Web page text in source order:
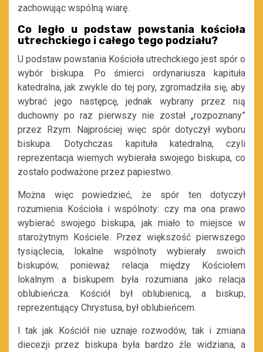
zachowując wspólną wiarę.
Co legło u podstaw powstania kościoła
utrechckiego i całego tego podziału?
U podstaw powstania Kościoła utrechckiego jest spór o
wybór biskupa. Po śmierci ordynariusza kapituła
katedralna, jak zwykle do tej pory, zgromadziła się, aby
wybrać jego następcę, jednak wybrany przez nią
duchowny po raz pierwszy nie został „rozpoznany”
przez Rzym. Najprościej więc spór dotyczył wyboru
biskupa. Dotychczas kapituła katedralna, czyli
reprezentacja wiernych wybierała swojego biskupa, co
zostało podważone przez papiestwo.
Można więc powiedzieć, że spór ten dotyczył
rozumienia Kościoła i wspólnoty: czy ma ona prawo
wybierać swojego biskupa, jak miało to miejsce w
starożytnym Kościele. Przez większość pierwszego
tysiąclecia, lokalne wspólnoty wybierały swoich
biskupów, ponieważ relacja między Kościołem
lokalnym a biskupem była rozumiana jako relacja
oblubieńcza. Kościół był oblubienicą, a biskup,
reprezentujący Chrystusa, był oblubieńcem.
I tak jak Kościół nie uznaje rozwodów, tak i zmiana
diecezji przez biskupa była bardzo źle widziana, a